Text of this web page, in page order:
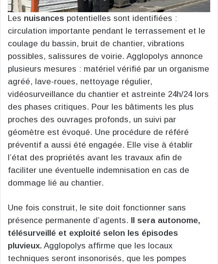
Les nuisances potentielles sont identifiées :
circulation importante pendant le terrassement et le
coulage du bassin, bruit de chantier, vibrations
possibles, salissures de voirie. Agglopolys annonce
plusieurs mesures : matériel vérifié par un organisme
agréé, lave-roues, nettoyage régulier,
vidéosurveillance du chantier et astreinte 24h/24 lors
des phases critiques. Pour les bâtiments les plus
proches des ouvrages profonds, un suivi par
géomètre est évoqué. Une procédure de référé
préventif a aussi été engagée. Elle vise à établir
l’état des propriétés avant les travaux afin de
faciliter une éventuelle indemnisation en cas de
dommage lié au chantier.
Une fois construit, le site doit fonctionner sans
présence permanente d’agents.
Il sera autonome,
télésurveillé et exploité selon les épisodes
pluvieux. Agglopolys affirme que les locaux
techniques seront insonorisés, que les pompes